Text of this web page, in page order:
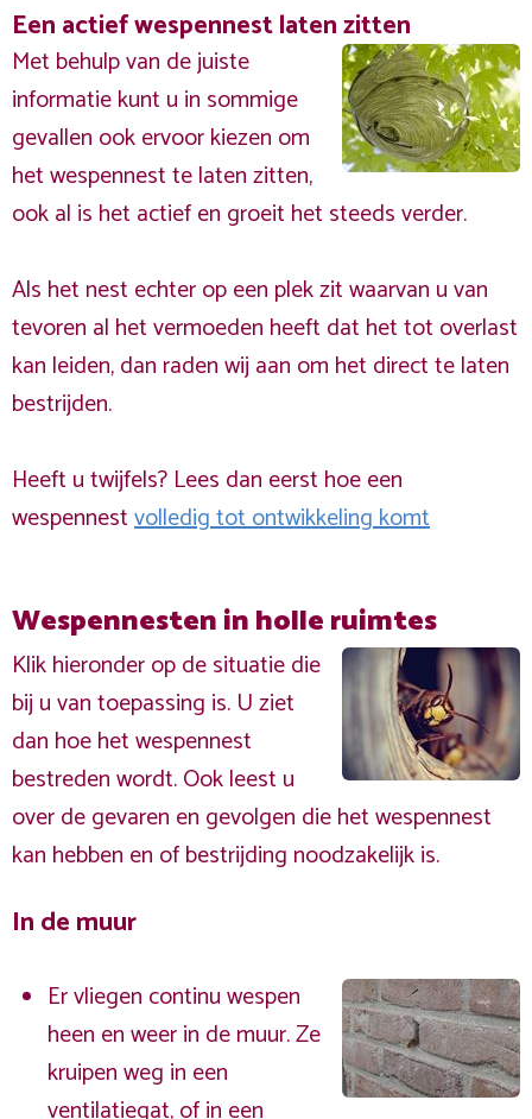
Een actief wespennest laten zitten
Met behulp van de juiste
informatie kunt u in sommige
gevallen ook ervoor kiezen om
het wespennest te laten zitten,
ook al is het actief en groeit het steeds verder.
Als het nest echter op een plek zit waarvan u van
tevoren al het vermoeden heeft dat het tot overlast
kan leiden, dan raden wij aan om het direct te laten
bestrijden.
Heeft u twijfels? Lees dan eerst hoe een
wespennestvolledig tot ontwikkeling komt
Wespennesten in holle ruimtes
Klik hieronder op de situatie die
bij u van toepassing is. U ziet
dan hoe het wespennest
bestreden wordt. Ook leest u
over de gevaren en gevolgen die het wespennest
kan hebben en of bestrijding noodzakelijk is.
In de muur
Er vliegen continu wespen
heen en weer in de muur. Ze
kruipen weg in een